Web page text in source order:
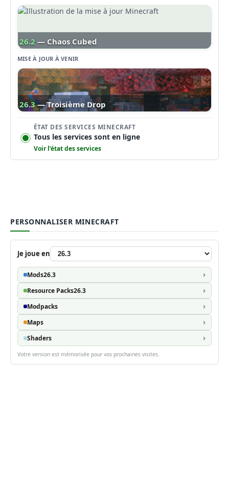
26.2 — Chaos Cubed
MISE À JOUR À VENIR
26.3 — Troisième Drop
ÉTAT DES SERVICES MINECRAFT
Tous les services sont en ligne
Voir l’état des services
PERSONNALISER MINECRAFT
Je joue en
Mods26.3
Resource Packs26.3
Modpacks
Maps
Shaders
Votre version est mémorisée pour vos prochaines visites.